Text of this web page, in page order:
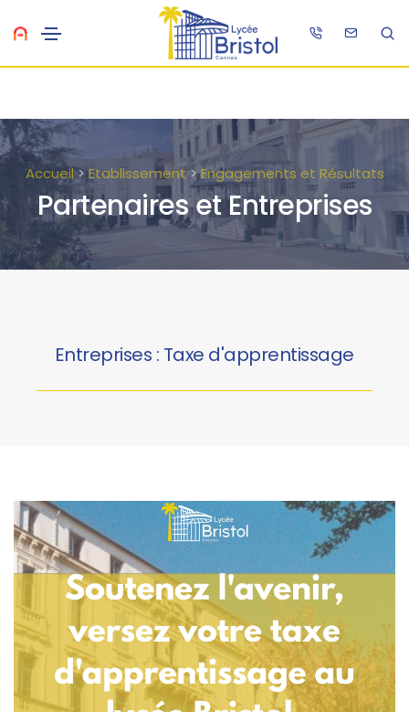
Accueil>Etablissement>Engagements et Résultats
Partenaires et Entreprises
Entreprises : Taxe d'apprentissage